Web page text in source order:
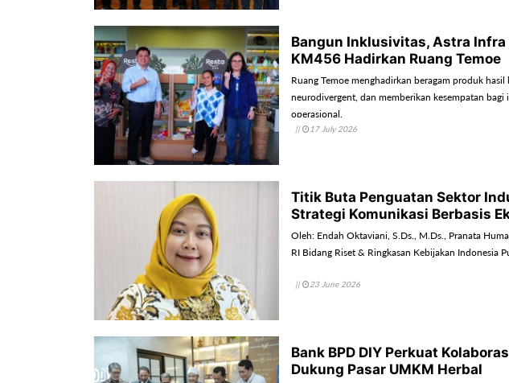
Bangun Inklusivitas, Astra Infra
KM456 Hadirkan Ruang Temoe
Ruang Temoe menghadirkan beragam produk
neurodivergent, dan memberikan kesempatan
operasional.
|| 17 July 2026
Titik Buta Penguatan Sektor
Strategi Komunikasi Berbasis
Oleh: Endah Oktaviani, S.Ds., M.Ds., Pranata
RI Bidang Riset & Ringkasan Kebijakan Indonesia
|| 23 June 2026
Bank BPD DIY Perkuat
Dukung Pasar UMKM Herbal